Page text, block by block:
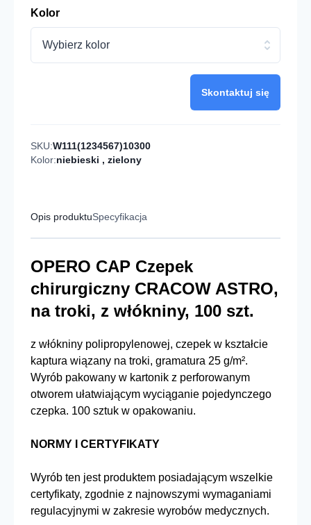
Kolor
Wybierz kolor
Skontaktuj się
SKU:W111(1234567)10300
Kolor:niebieski , zielony
Opis produktuSpecyfikacja
OPERO CAP Czepek
chirurgiczny CRACOW ASTRO,
na troki, z włókniny, 100 szt.
z włókniny polipropylenowej, czepek w kształcie
kaptura wiązany na troki, gramatura 25 g/m².
Wyrób pakowany w kartonik z perforowanym
otworem ułatwiającym wyciąganie pojedynczego
czepka. 100 sztuk w opakowaniu.
NORMY I CERTYFIKATY
Wyrób ten jest produktem posiadającym wszelkie
certyfikaty, zgodnie z najnowszymi wymaganiami
regulacyjnymi w zakresie wyrobów medycznych.